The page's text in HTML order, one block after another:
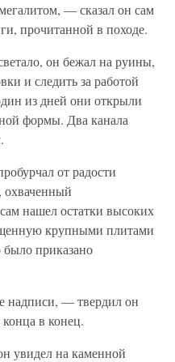
— сказал он сам
прочитанной в походе.
он бежал на руины,
и следить за работой
из дней они открыли
формы. Два канала
от радости
охваченный
нашел остатки высоких
крупными плитами
приказано
надписи, — твердил он
в конец.
увидел на каменной